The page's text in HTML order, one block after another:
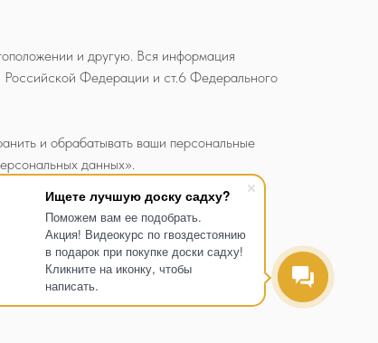
Ищете лучшую доску садху?
Поможем вам ее подобрать.
Акция! Видеокурс по гвоздестоянию
в подарок при покупке доски садху!
Кликните на иконку, чтобы
написать.
и другую. Вся информация
Российской Федерации и ст.6 Федерального
и обрабатывать ваши персональные
данных».